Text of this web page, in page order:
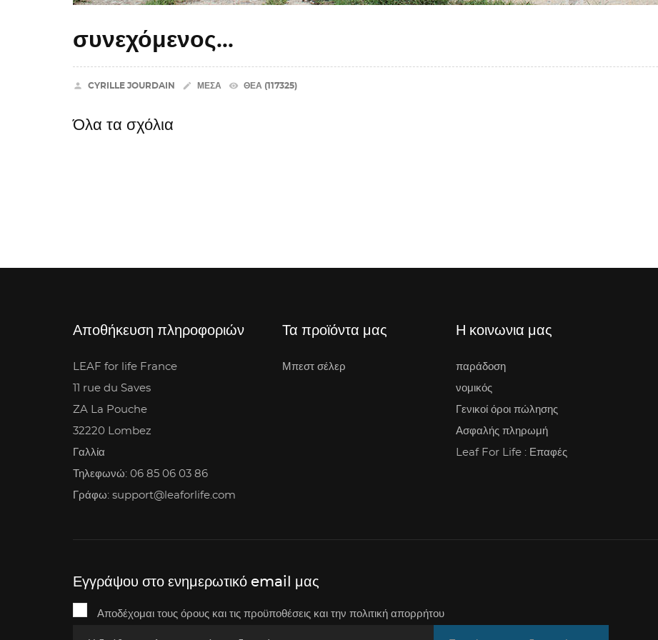
συνεχόμενος...
 CYRILLE JOURDAIN  ΜΈΣΑ remove_red_eye ΘΈΑ (117325)
Όλα τα σχόλια
Αποθήκευση πληροφοριών
LEAF for life France
11 rue du Saves
ZA La Pouche
32220 Lombez
Γαλλία
Τηλεφωνώ: 06 85 06 03 86
Γράφω: support@leaforlife.com
Τα προϊόντα μας
Μπεστ σέλερ
Η κοινωνια μας
παράδοση
νομικός
Γενικοί όροι πώλησης
Ασφαλής πληρωμή
Leaf For Life : Επαφές
Εγγράψου στο ενημερωτικό email μας
Αποδέχομαι τους όρους και τις προϋποθέσεις και την πολιτική απορρήτου